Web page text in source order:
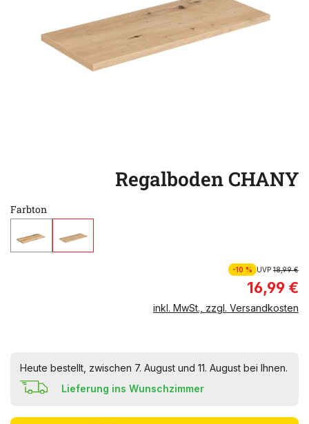
Regalboden CHANY
Farbton
-10 % UVP18,99 €
16,99 €
inkl. MwSt., zzgl. Versandkosten
Heute bestellt, zwischen 7. August und 11. August bei Ihnen.
Lieferung ins Wunschzimmer